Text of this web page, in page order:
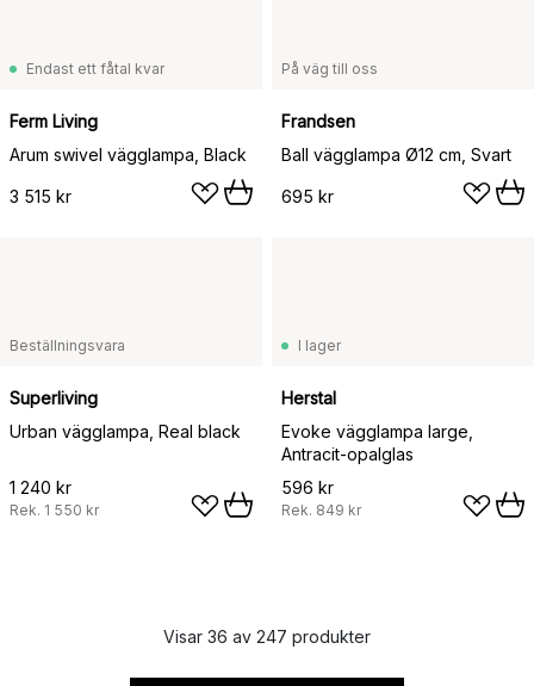
Endast ett fåtal kvar
Ferm Living
Arum swivel vägglampa, Black
3 515 kr
På väg till oss
Frandsen
Ball vägglampa Ø12 cm, Svart
695 kr
Beställningsvara
Superliving
Urban vägglampa, Real black
1 240 kr
Rek. 1 550 kr
I lager
Herstal
Evoke vägglampa large,
Antracit-opalglas
596 kr
Rek. 849 kr
Visar 36 av 247 produkter